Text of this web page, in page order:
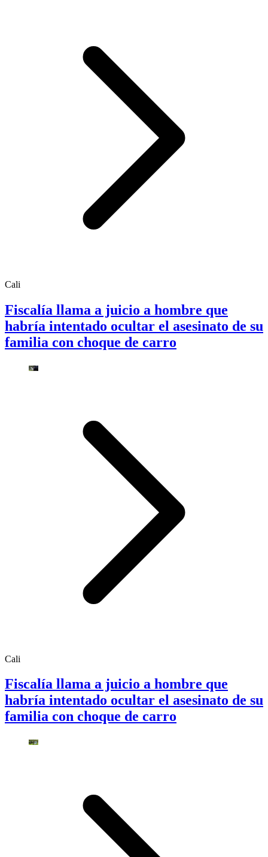
Cali
Fiscalía llama a juicio a hombre que
habría intentado ocultar el asesinato de su
familia con choque de carro
Cali
Fiscalía llama a juicio a hombre que
habría intentado ocultar el asesinato de su
familia con choque de carro